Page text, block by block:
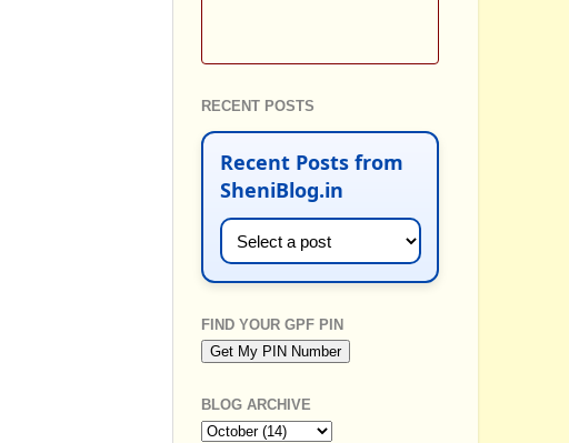
RECENT POSTS
Recent Posts from
SheniBlog.in
FIND YOUR GPF PIN
BLOG ARCHIVE